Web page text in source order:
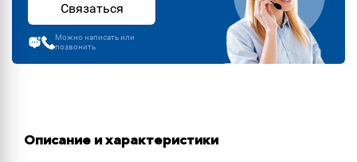
Связаться
Можно написать или
позвонить
Описание и характеристики